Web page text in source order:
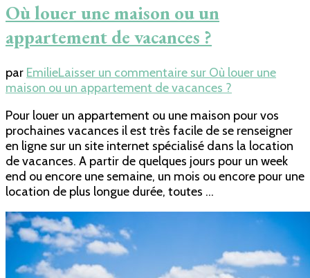
Où louer une maison ou un
appartement de vacances ?
par EmilieLaisser un commentaire sur Où louer une
maison ou un appartement de vacances ?
Pour louer un appartement ou une maison pour vos
prochaines vacances il est très facile de se renseigner
en ligne sur un site internet spécialisé dans la location
de vacances. A partir de quelques jours pour un week
end ou encore une semaine, un mois ou encore pour une
location de plus longue durée, toutes …